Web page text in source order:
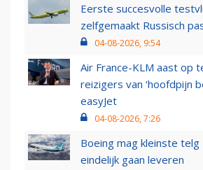
Eerste succesvolle
zelfgemaakt Russisch
04-08-2026, 9:54
Air France-KLM aast op
reizigers van ‘hoofdpijn
easyJet
04-08-2026, 7:26
Boeing mag kleinste telg
eindelijk gaan leveren